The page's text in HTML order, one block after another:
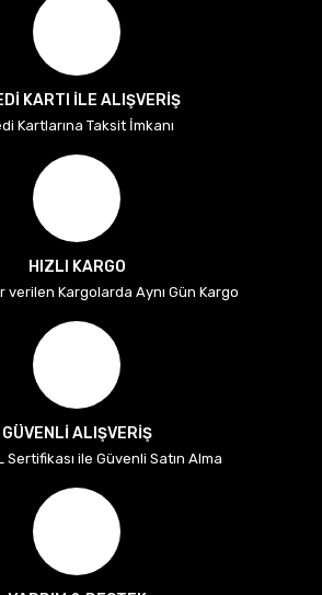
KARTI İLE ALIŞVERİŞ
Kartlarına Taksit İmkanı
HIZLI KARGO
verilen Kargolarda Aynı Gün Kargo
GÜVENLİ ALIŞVERİŞ
Sertifikası ile Güvenli Satın Alma